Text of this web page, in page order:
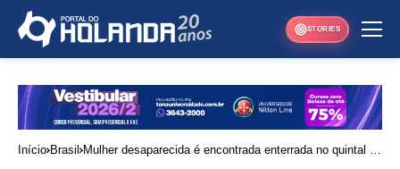
STORIES
Início Brasil
Mulher desaparecida é encontrada enterrada no quintal de